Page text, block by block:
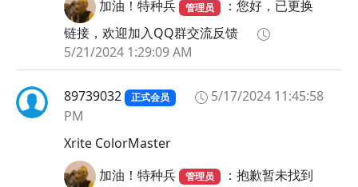
加油！特种兵
管理员
：您好，已更换
链接，欢迎加入QQ群交流反馈
5/21/2024 1:29:09 AM
89739032 正式会员
5/17/2024 11:45:58
PM
Xrite ColorMaster
加油！特种兵
管理员
：抱歉暂未找到